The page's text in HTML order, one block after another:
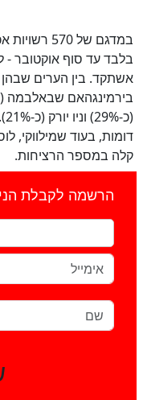
אשתקד. בין הערים
דומות, בעוד שמילווקי,
קלה במספר הרציחות.
הרשמה לקבלת